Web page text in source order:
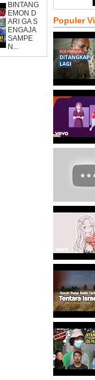
BINTANG
EMON D
ARI GA S
ENGAJA
SAMPE
N...
Populer